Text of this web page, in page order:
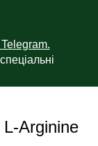
L-Arginine